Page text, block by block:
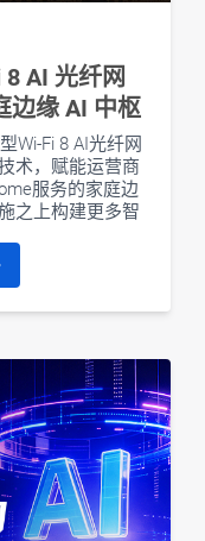
AI 光纤网
边缘 AI 中枢
Wi-Fi 8 AI光纤网
术，赋能运营商
服务的家庭边
之上构建更多智